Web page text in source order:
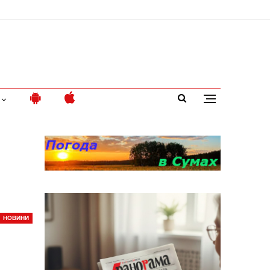
НОВИНИ